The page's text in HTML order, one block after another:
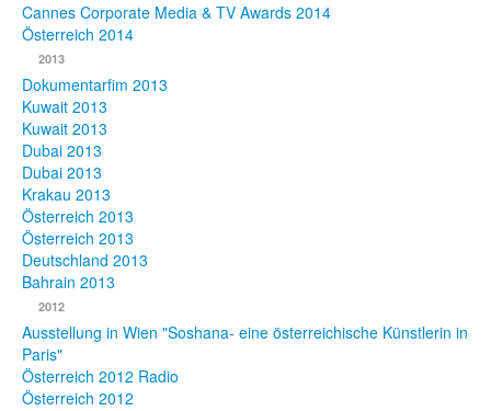
Cannes Corporate Media & TV Awards 2014
Österreich 2014
2013
Dokumentarfim 2013
Kuwait 2013
Kuwait 2013
Dubai 2013
Dubai 2013
Krakau 2013
Österreich 2013
Österreich 2013
Deutschland 2013
Bahrain 2013
2012
Ausstellung in Wien "Soshana- eine österreichische Künstlerin in
Paris"
Österreich 2012 Radio
Österreich 2012